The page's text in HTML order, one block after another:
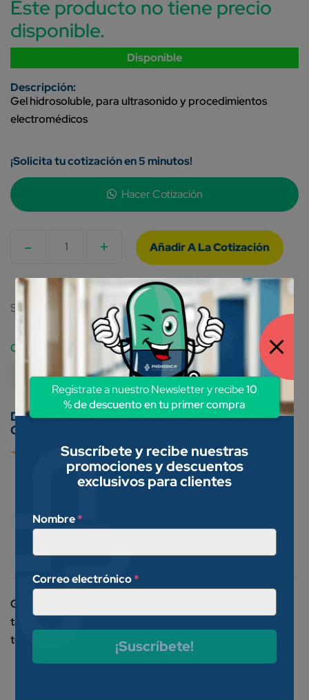
Este producto no tiene precio
disponible.
Disponible
​​Gel hidrosoluble, para ultrasonido y procedimientos
electromédicos
¡Solicita tu cotización en 5 minutos!
Hacer Cotización
- +
SKU: 7501626700310
Category:
Material De Curación
Conoce nuestros métodos de pago:
Descripción
Gel conductor en estudios ultrasonográficos, indicado
también como lubricante de guantes, catétetes, cánulas,
termómetros, equipos de rastreo, etc.
Suscríbete y recibe nuestras
promociones y descuentos
exclusivos para clientes
Nombre*
Correo electrónico*
¡Suscríbete!
Regístrate a nuestro Newsletter y recibe10
% de descuento en tu primer compra